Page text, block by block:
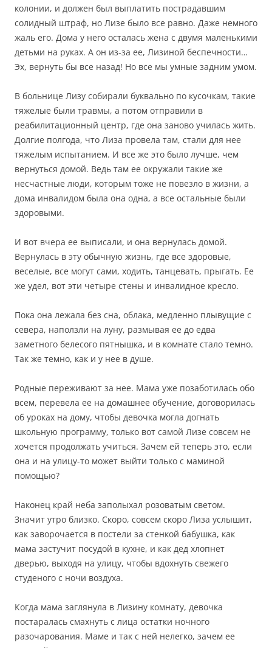
колонии, и должен был выплатить пострадавшим
солидный штраф, но Лизе было все равно. Даже немного
жаль его. Дома у него осталась жена с двумя маленькими
детьми на руках. А он из-за ее, Лизиной беспечности…
Эх, вернуть бы все назад! Но все мы умные задним умом.
В больнице Лизу собирали буквально по кусочкам, такие
тяжелые были травмы, а потом отправили в
реабилитационный центр, где она заново училась жить.
Долгие полгода, что Лиза провела там, стали для нее
тяжелым испытанием. И все же это было лучше, чем
вернуться домой. Ведь там ее окружали такие же
несчастные люди, которым тоже не повезло в жизни, а
дома инвалидом была она одна, а все остальные были
здоровыми.
И вот вчера ее выписали, и она вернулась домой.
Вернулась в эту обычную жизнь, где все здоровые,
веселые, все могут сами, ходить, танцевать, прыгать. Ее
же удел, вот эти четыре стены и инвалидное кресло.
Пока она лежала без сна, облака, медленно плывущие с
севера, наползли на луну, размывая ее до едва
заметного белесого пятнышка, и в комнате стало темно.
Так же темно, как и у нее в душе.
Родные переживают за нее. Мама уже позаботилась обо
всем, перевела ее на домашнее обучение, договорилась
об уроках на дому, чтобы девочка могла догнать
школьную программу, только вот самой Лизе совсем не
хочется продолжать учиться. Зачем ей теперь это, если
она и на улицу-то может выйти только с маминой
помощью?
Наконец край неба заполыхал розоватым светом.
Значит утро близко. Скоро, совсем скоро Лиза услышит,
как заворочается в постели за стенкой бабушка, как
мама застучит посудой в кухне, и как дед хлопнет
дверью, выходя на улицу, чтобы вдохнуть свежего
студеного с ночи воздуха.
Когда мама заглянула в Лизину комнату, девочка
постаралась смахнуть с лица остатки ночного
разочарования. Маме и так с ней нелегко, зачем ее